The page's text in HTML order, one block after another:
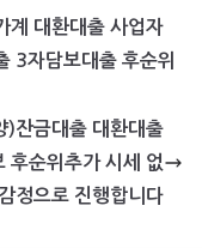
계 대환대출 사업자
3자담보대출 후순위
)잔금대출 대환대출
후순위추가 시세 없
정으로 진행합니다